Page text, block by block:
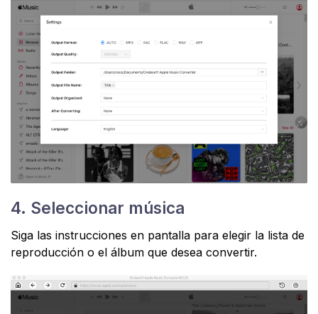
4. Seleccionar música
Siga las instrucciones en pantalla para elegir la lista de
reproducción o el álbum que desea convertir.